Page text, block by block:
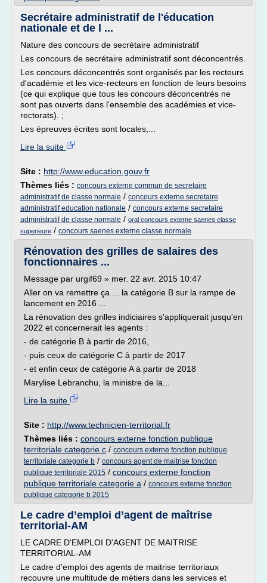
Secrétaire administratif de l'éducation
nationale et de l ...
Nature des concours de secrétaire administratif
Les concours de secrétaire administratif sont déconcentrés.
Les concours déconcentrés sont organisés par les recteurs
d'académie et les vice-recteurs en fonction de leurs besoins
(ce qui explique que tous les concours déconcentrés ne
sont pas ouverts dans l'ensemble des académies et vice-
rectorats). ;
Les épreuves écrites sont locales,...
Lire la suite
Site : http://www.education.gouv.fr
Thèmes liés : concours externe commun de secretaire
administratif de classe normale / concours externe secretaire
administratif education nationale / concours externe secretaire
administratif de classe normale / oral concours externe saenes classe
superieure / concours saenes externe classe normale
Rénovation des grilles de salaires des
fonctionnaires ...
Message par urgif69 » mer. 22 avr. 2015 10:47
Aller on va remettre ça ... la catégorie B sur la rampe de
lancement en 2016 ...
La rénovation des grilles indiciaires s'appliquerait jusqu'en
2022 et concernerait les agents :
- de catégorie B à partir de 2016,
- puis ceux de catégorie C à partir de 2017
- et enfin ceux de catégorie A à partir de 2018
Marylise Lebranchu, la ministre de la...
Lire la suite
Site : http://www.technicien-territorial.fr
Thèmes liés : concours externe fonction publique
territoriale categorie c / concours externe fonction publique
territoriale categorie b / concours agent de maitrise fonction
publique territoriale 2015 / concours externe fonction
publique territoriale categorie a / concours externe fonction
publique categorie b 2015
Le cadre d’emploi d’agent de maîtrise
territorial-AM
LE CADRE D'EMPLOI D'AGENT DE MAITRISE
TERRITORIAL-AM
Le cadre d'emploi des agents de maitrise territoriaux
recouvre une multitude de métiers dans les services et